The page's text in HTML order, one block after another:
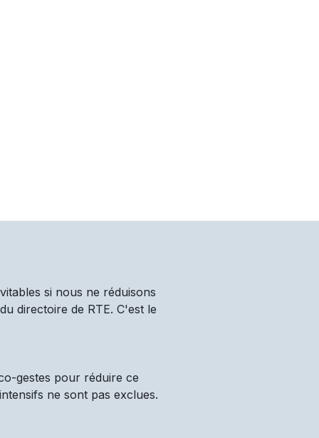
si nous ne réduisons
directoire de RTE. C'est le
gestes pour réduire ce
ne sont pas exclues.